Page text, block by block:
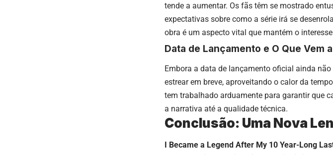
tende a aumentar. Os fãs têm se mostrado
expectativas sobre como a série irá se
obra é um aspecto vital que mantém o
Data de Lançamento e O Que Vem
Embora a data de lançamento oficial ainda
estrear em breve, aproveitando o calor da
tem trabalhado arduamente para garantir que
a narrativa até a qualidade técnica.
Conclusão: Uma Nova
I Became a Legend After My 10 Year-Long